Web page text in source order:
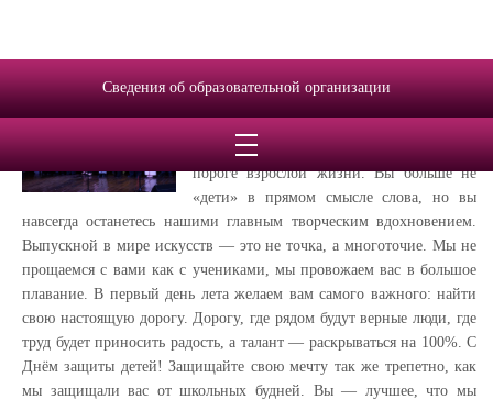
Выпускной вечер 2026!
Дорогие наши выпускники! Сегодня, в
именно вас — тех, кто уже стоит на
пороге взрослой жизни. Вы больше не
«дети» в прямом смысле слова, но вы
навсегда останетесь нашими главным творческим вдохновением.
Выпускной в мире искусств — это не точка, а многоточие. Мы не
прощаемся с вами как с учениками, мы провожаем вас в большое
плавание. В первый день лета желаем вам самого важного: найти
свою настоящую дорогу. Дорогу, где рядом будут верные люди, где
труд будет приносить радость, а талант — раскрываться на 100%. С
Днём защиты детей! Защищайте свою мечту так же трепетно, как
мы защищали вас от школьных будней. Вы — лучшее, что мы
Сведения об образовательной организации